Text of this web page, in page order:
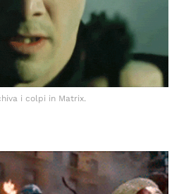
i colpi in Matrix.